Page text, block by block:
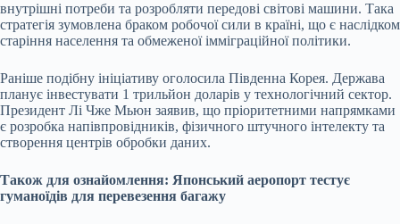
внутрішні потреби та розробляти передові світові машини. Така
стратегія зумовлена браком робочої сили в країні, що є наслідком
старіння населення та обмеженої імміграційної політики.
Раніше подібну ініціативу оголосила Південна Корея. Держава
планує інвестувати 1 трильйон доларів у технологічний сектор.
Президент Лі Чже Мьюн заявив, що пріоритетними напрямками
є розробка напівпровідників, фізичного штучного інтелекту та
створення центрів обробки даних.
Також для ознайомлення: Японський аеропорт тестує
гуманоїдів для перевезення багажу